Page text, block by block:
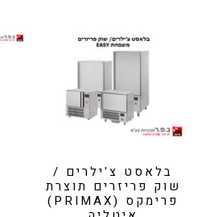
בלאסט צ'ילרים /
שוק פריזרים תוצרת
פרימקס (PRIMAX)